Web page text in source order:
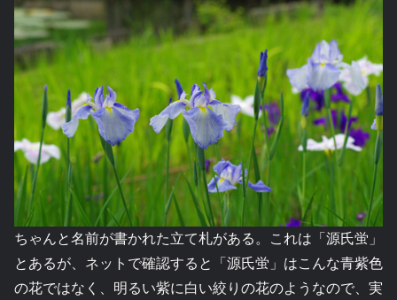
ちゃんと名前が書かれた立て札がある。これは「源氏蛍」
とあるが、ネットで確認すると「源氏蛍」はこんな青紫色
の花ではなく、明るい紫に白い絞りの花のようなので、実